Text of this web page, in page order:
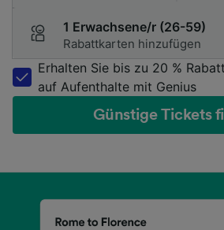
1 Erwachsene/r (26-59)
Rabattkarten hinzufügen
Erhalten Sie bis zu 20 % Rabatt
auf Aufenthalte mit Genius
Günstige Tickets